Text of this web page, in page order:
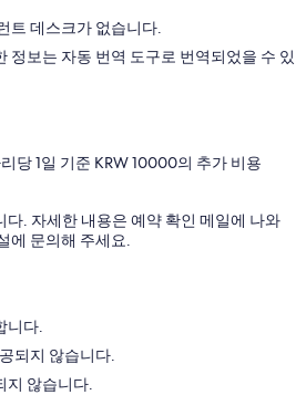
트 데스크가 없습니다.
정보는 자동 번역 도구로 번역되었을 수 있
당 1일 기준 KRW 10000의 추가 비용
다. 자세한 내용은 예약 확인 메일에 나와
에 문의해 주세요.
니다.
되지 않습니다.
지 않습니다.